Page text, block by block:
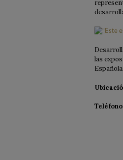
las
Teléfono